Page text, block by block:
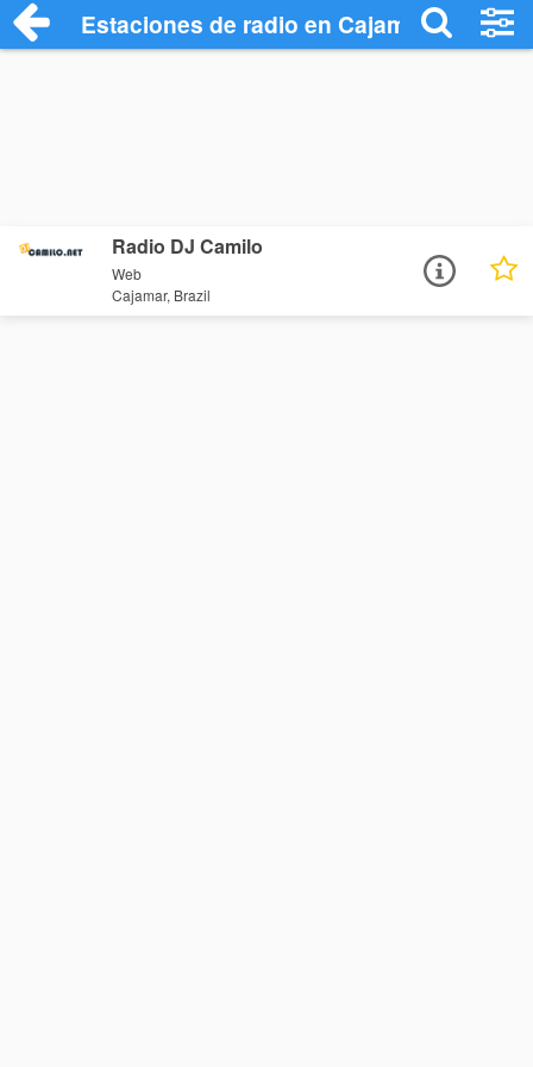
Estaciones de radio en Cajamar -
Radio DJ Camilo
Web
Cajamar, Brazil